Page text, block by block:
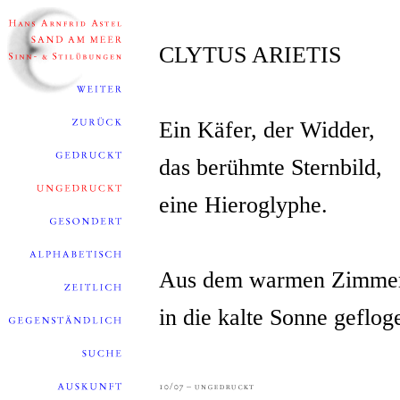
CLYTUS ARIETIS
Ein Käfer, der Widder,
das berühmte Sternbild,
eine Hieroglyphe.
Aus dem warmen
in die kalte Sonne